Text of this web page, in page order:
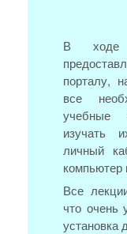
В ходе
порталу,
все
учебные
изучать
личный
Все
что очень
установка